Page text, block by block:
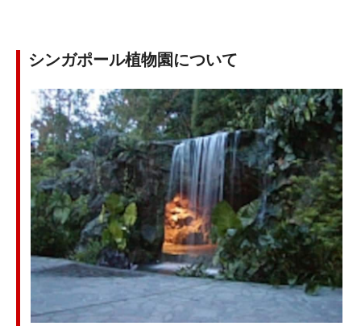
シンガポール植物園について